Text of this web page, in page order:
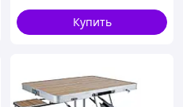
Купить